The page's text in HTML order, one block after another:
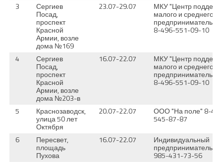
3 Сергиев
Посад,
проспект
Красной
Армии, возле
дома №169
23.07-29.07 МКУ "Центр
малого и среднего
8-496-551-09-10
4 Сергиев
Посад,
проспект
Красной
Армии, возле
дома №203-в
16.07-22.07 МКУ "Центр
малого и среднего
8-496-551-09-10
5 Краснозаводск,
улица 50 лет
Октября
20.07-22.07 ООО "На поле" 8-
545-87-87
6
Пересвет,
площадь
Пухова
16.07-22.07 Индивидуальный
предприниматель 8-
985-431-73-56